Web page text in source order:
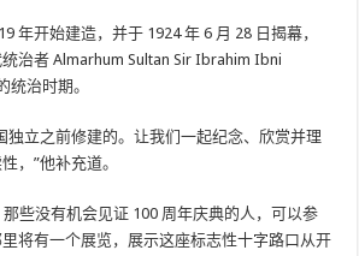
年开始建造，并于 1924 年 6 月 28 日揭幕，
治者 Almarhum Sultan Sir Ibrahim Ibni
统治时期。
独立之前修建的。让我们一起纪念、欣赏并理
，”他补充道。
些没有机会见证 100 周年庆典的人，可以参
将有一个展览，展示这座标志性十字路口从开